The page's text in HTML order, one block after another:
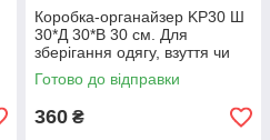
Коробка-органайзер KP30 Ш
30*Д 30*В 30 см. Для
зберігання одягу, взуття чи
невеликих предметів
Готово до відправки
360 ₴